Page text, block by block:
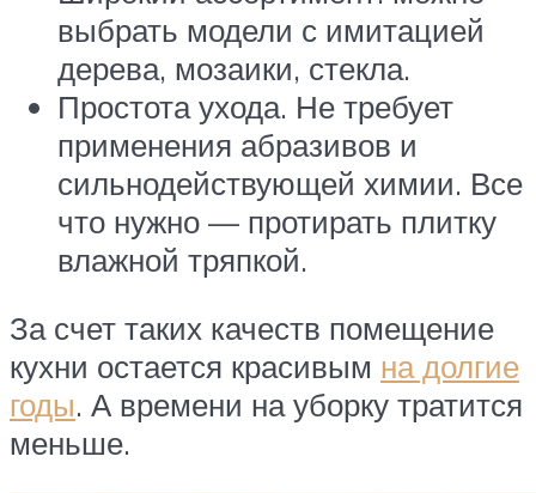
выбрать модели с имитацией
дерева, мозаики, стекла.
Простота ухода. Не требует
применения абразивов и
сильнодействующей химии. Все
что нужно — протирать плитку
влажной тряпкой.
За счет таких качеств помещение
кухни остается красивым на долгие
годы. А времени на уборку тратится
меньше.